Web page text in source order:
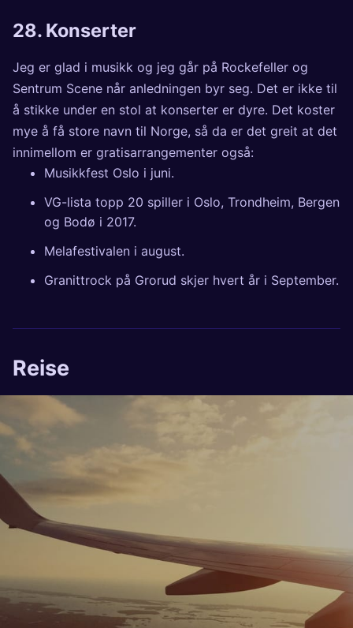
28. Konserter
Jeg er glad i musikk og jeg går på Rockefeller og
Sentrum Scene når anledningen byr seg. Det er ikke til
å stikke under en stol at konserter er dyre. Det koster
mye å få store navn til Norge, så da er det greit at det
innimellom er gratisarrangementer også:
Musikkfest Oslo i juni.
VG-lista topp 20 spiller i Oslo, Trondheim, Bergen
og Bodø i 2017.
Melafestivalen i august.
Granittrock på Grorud skjer hvert år i September.
Reise